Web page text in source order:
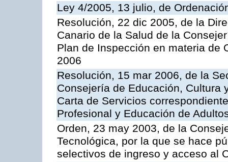
Ley 4/2005, 13 julio, de
Resolución, 22 dic 2005, de la
Canario de la Salud de la
Plan de Inspección en materia de
2006
Resolución, 15 mar 2006, de la
Consejería de Educación, Cultura
Carta de Servicios
Profesional y Educación de
Orden, 23 may 2003, de la
Tecnológica, por la que se hace
selectivos de ingreso y acceso al